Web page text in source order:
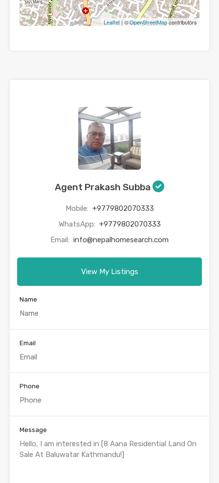
Leaflet| ©OpenStreetMapcontributors
Agent Prakash Subba
Mobile: +9779802070333
WhatsApp: +9779802070333
Email: info@nepalhomesearch.com
View My Listings
Name
Email
Phone
Message